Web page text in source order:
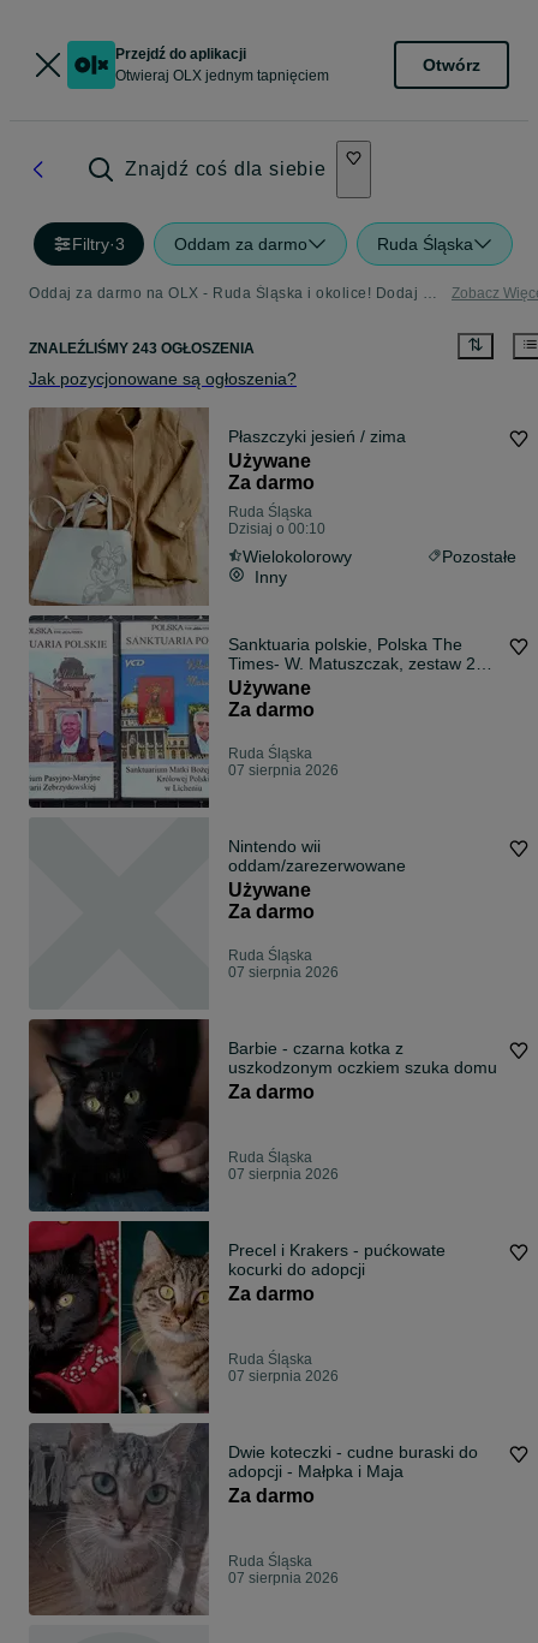
Przejdź do aplikacji
Otwieraj OLX jednym tapnięciem
Otwórz
Znajdź coś dla siebie
Filtry·3 Oddam za darmo Ruda Śląska
Oddaj za darmo na OLX - Ruda Śląska i okolice! Dodaj ofertę w kategorii Oddam za Darmo Zobacz
ZNALEŹLIŚMY 243 OGŁOSZENIA
Jak pozycjonowane są ogłoszenia?
Płaszczyki jesień / zima
Używane
Za darmo
Ruda Śląska
Dzisiaj o 00:10
Wielokolorowy
Pozostałe
Inny
Sanktuaria polskie, Polska The
Times- W. Matuszczak, zestaw 2
płyt VCD
Używane
Za darmo
Ruda Śląska
07 sierpnia 2026
Nintendo wii
oddam/zarezerwowane
Używane
Za darmo
Ruda Śląska
07 sierpnia 2026
Barbie - czarna kotka z
uszkodzonym oczkiem szuka domu
Za darmo
Ruda Śląska
07 sierpnia 2026
Precel i Krakers - pućkowate
kocurki do adopcji
Za darmo
Ruda Śląska
07 sierpnia 2026
Dwie koteczki - cudne buraski do
adopcji - Małpka i Maja
Za darmo
Ruda Śląska
07 sierpnia 2026